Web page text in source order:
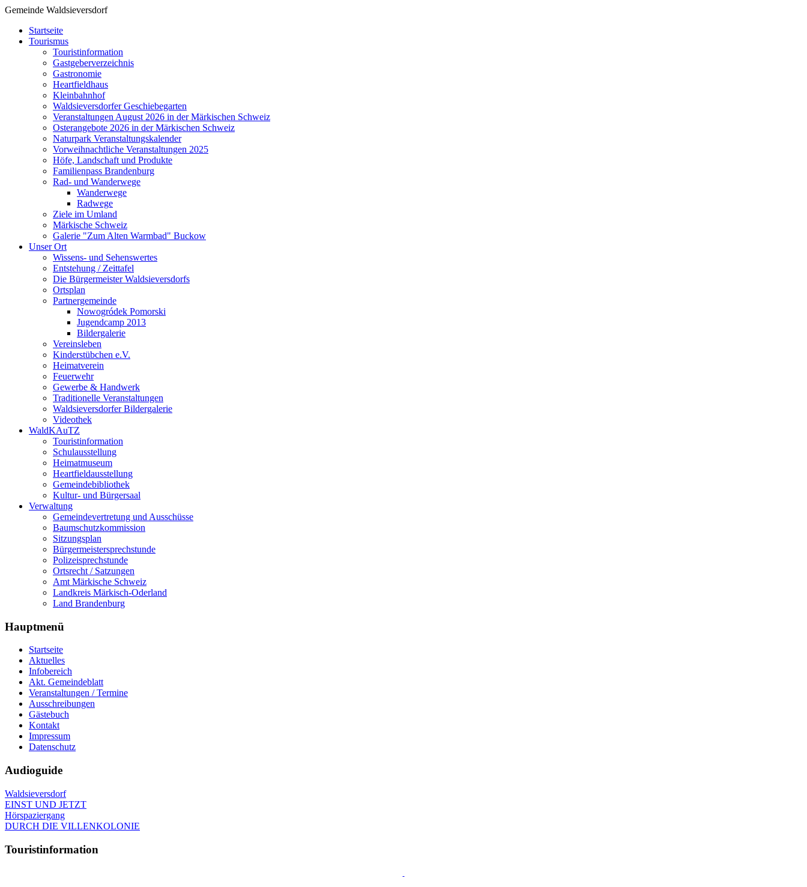
Gemeinde Waldsieversdorf
Startseite
Tourismus
Touristinformation
Gastgeberverzeichnis
Gastronomie
Heartfieldhaus
Kleinbahnhof
Waldsieversdorfer Geschiebegarten
Veranstaltungen August 2026 in der Märkischen Schweiz
Osterangebote 2026 in der Märkischen Schweiz
Naturpark Veranstaltungskalender
Vorweihnachtliche Veranstaltungen 2025
Höfe, Landschaft und Produkte
Familienpass Brandenburg
Rad- und Wanderwege
Wanderwege
Radwege
Ziele im Umland
Märkische Schweiz
Galerie "Zum Alten Warmbad" Buckow
Unser Ort
Wissens- und Sehenswertes
Entstehung / Zeittafel
Die Bürgermeister Waldsieversdorfs
Ortsplan
Partnergemeinde
Nowogródek Pomorski
Jugendcamp 2013
Bildergalerie
Vereinsleben
Kinderstübchen e.V.
Heimatverein
Feuerwehr
Gewerbe & Handwerk
Traditionelle Veranstaltungen
Waldsieversdorfer Bildergalerie
Videothek
WaldKAuTZ
Touristinformation
Schulausstellung
Heimatmuseum
Heartfieldausstellung
Gemeindebibliothek
Kultur- und Bürgersaal
Verwaltung
Gemeindevertretung und Ausschüsse
Baumschutzkommission
Sitzungsplan
Bürgermeistersprechstunde
Polizeisprechstunde
Ortsrecht / Satzungen
Amt Märkische Schweiz
Landkreis Märkisch-Oderland
Land Brandenburg
Hauptmenü
Startseite
Aktuelles
Infobereich
Akt. Gemeindeblatt
Veranstaltungen / Termine
Ausschreibungen
Gästebuch
Kontakt
Impressum
Datenschutz
Audioguide
Waldsieversdorf
EINST UND JETZT
Hörspaziergang
DURCH DIE VILLENKOLONIE
Touristinformation